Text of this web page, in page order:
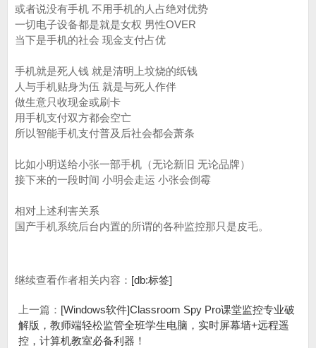
或者说没有手机 不用手机的人占绝对优势
一切电子设备都是就是女权 男性OVER
当下是手机的社会 现金支付占优
手机就是死人钱 就是清明上坟烧的纸钱
人与手机贴身为伍 就是与死人作伴
做生意只收现金或刷卡
用手机支付双方都会空亡
所以智能手机支付普及后社会都会萧条
比如小明送给小张一部手机（无论新旧 无论品牌）
接下来的一段时间 小明会走运 小张会倒霉
相对上述利害关系
国产手机系统后台内置的所谓的各种监控那只是皮毛。
继续查看作者相关内容： [db:标签]
上一篇： [Windows软件]Classroom Spy Pro课堂监控专业破
解版，教师端轻松监管全班学生电脑，实时屏幕墙+远程遥
控，计算机教室必备利器！